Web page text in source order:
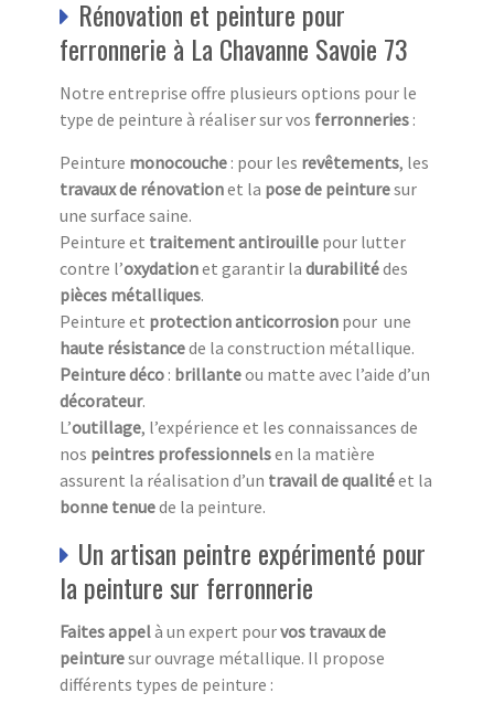
Rénovation et peinture pour
ferronnerie à La Chavanne Savoie 73
Notre entreprise offre plusieurs options pour le
type de peinture à réaliser sur vos ferronneries :
Peinture monocouche : pour les revêtements, les
travauxde rénovationet la pose de peinturesur
une surface saine.
Peinture et traitement antirouille pour lutter
contre l’oxydationet garantir la durabilitédes
pièces métalliques.
Peinture et protection anticorrosion pour une
haute résistancede la construction métallique.
Peinturedéco : brillanteou matte avec l’aide d’un
décorateur.
L’outillage, l’expérience et les connaissances de
nos peintres professionnelsen la matière
assurent la réalisation d’un travail de qualitéet la
bonne tenuede la peinture.
Un artisan peintre expérimenté pour
la peinture sur ferronnerie
Faites appelà un expert pourvos travaux de
peinturesur ouvrage métallique. Il propose
différents types de peinture :